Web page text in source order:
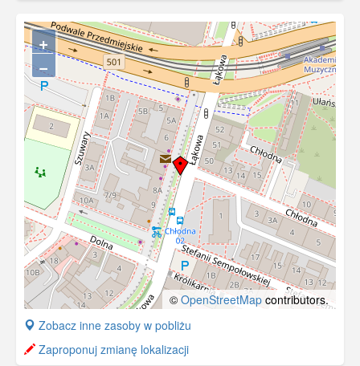
+
−
© OpenStreetMap contributors.
+
−
Zobacz inne zasoby w pobliżu
Zaproponuj zmianę lokalizacji